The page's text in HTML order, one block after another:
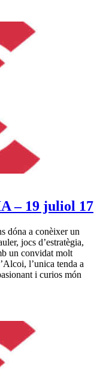
– 19 juliol 17
dóna a conèixer un
jocs d’estratègia,
un convidat molt
l’unica tenda a
i curios món